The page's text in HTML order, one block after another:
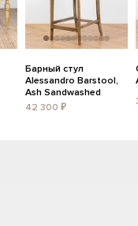
Барный стул
Alessandro Barstool,
Ash Sandwashed
42 300 ₽